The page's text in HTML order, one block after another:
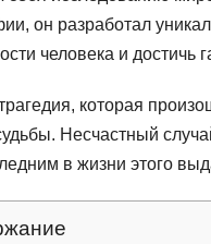
он разработал
человека и
которая
Несчастный
в жизни этого